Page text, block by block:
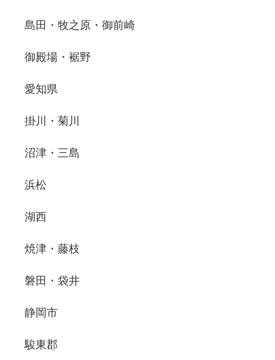
島田・牧之原・御前崎
御殿場・裾野
愛知県
掛川・菊川
沼津・三島
浜松
湖西
焼津・藤枝
磐田・袋井
静岡市
駿東郡